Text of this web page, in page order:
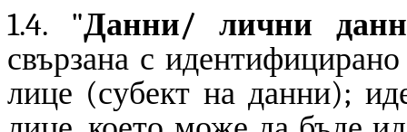
1.4. "Данни/ лични
свързана с
лице (субект на данни);